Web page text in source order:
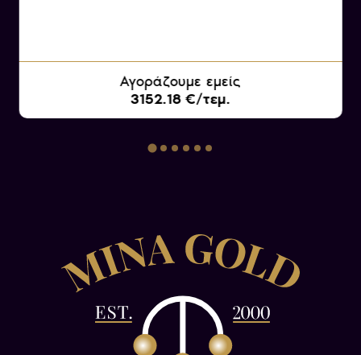
Αγοράζουμε εμείς
3152.18 €/τεμ.